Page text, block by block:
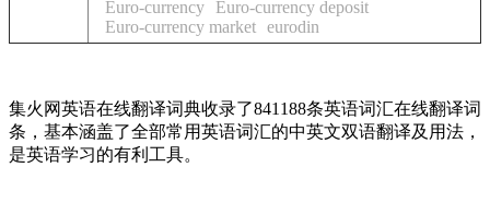
Euro-currency
Euro-currency deposit
Euro-currency market eurodin
集火网英语在线翻译词典收录了841188条英语词汇在线翻译词
条，基本涵盖了全部常用英语词汇的中英文双语翻译及用法，
是英语学习的有利工具。